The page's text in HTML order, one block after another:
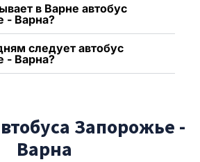
в Варне автобус
- Варна?
следует автобус
- Варна?
Запорожье -
Варна